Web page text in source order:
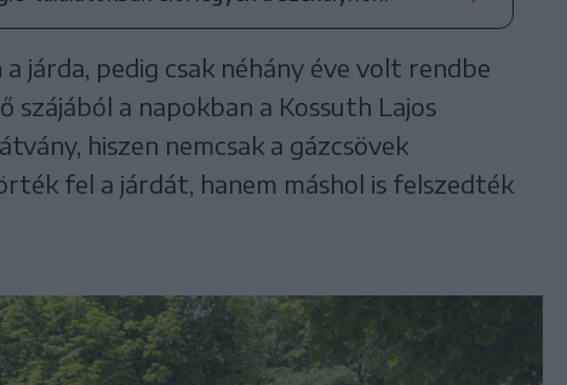
járda, pedig csak néhány éve volt rendbe
szájából a napokban a Kossuth Lajos
hiszen nemcsak a gázcsövek
fel a járdát, hanem máshol is felszedték